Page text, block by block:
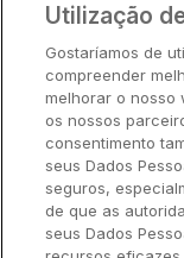
Parceiros
Hardware
Ajuda Rápida
Recursos
Empresa
Utilização
Gostaríamos de
compreender
melhorar o nosso
os nossos
consentimento
seus Dados
seguros,
de que as
seus Dados